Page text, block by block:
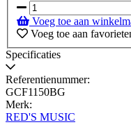
Voeg toe aan
Voeg toe aan
Specificaties
Referentienummer:
GCF1150BG
Merk:
RED'S MUSIC